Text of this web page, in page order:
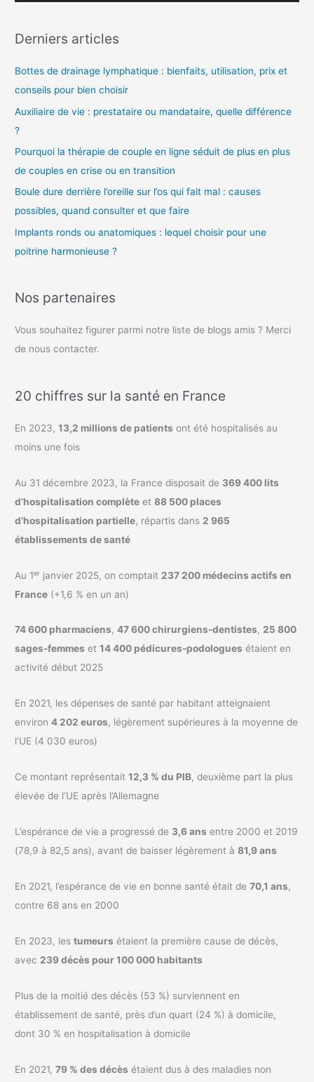
é
Derniers articles
Bottes de drainage lymphatique : bienfaits, utilisation, prix et
conseils pour bien choisir
Auxiliaire de vie : prestataire ou mandataire, quelle différence
?
Pourquoi la thérapie de couple en ligne séduit de plus en plus
de couples en crise ou en transition
Boule dure derrière l’oreille sur l’os qui fait mal : causes
possibles, quand consulter et que faire
Implants ronds ou anatomiques : lequel choisir pour une
poitrine harmonieuse ?
Nos partenaires
Vous souhaitez figurer parmi notre liste de blogs amis ? Merci
de nous contacter.
20 chiffres sur la santé en France
En 2023,13,2 millions de patients ont été hospitalisés au
moins une fois
Au 31 décembre 2023, la France disposait de 369 400 lits
d’hospitalisation complète et88 500 places
d’hospitalisation partielle, répartis dans 2 965
établissements de santé
Au 1ᵉʳ janvier 2025, on comptait 237 200 médecins actifs en
France (+1,6 % en un an)
74 600 pharmaciens,47 600 chirurgiens-dentistes, 25 800
sages-femmes et14 400 pédicures-podologues étaient en
activité début 2025
En 2021, les dépenses de santé par habitant atteignaient
environ4 202 euros, légèrement supérieures à la moyenne de
l’UE (4 030 euros)
Ce montant représentait12,3 % du PIB, deuxième part la plus
élevée de l’UE après l’Allemagne
L’espérance de vie a progressé de 3,6 ans entre 2000 et 2019
(78,9 à 82,5 ans), avant de baisser légèrement à81,9 ans
En 2021, l’espérance de vie en bonne santé était de70,1 ans,
contre 68 ans en 2000
En 2023, lestumeurs étaient la première cause de décès,
avec 239 décès pour 100 000 habitants
Plus de la moitié des décès (53 %) surviennent en
établissement de santé, près d’un quart (24 %) à domicile,
dont 30 % en hospitalisation à domicile
En 2021,79 % des décès étaient dus à des maladies non